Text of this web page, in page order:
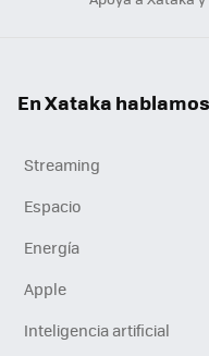
En Xataka
Streaming
Espacio
Energía
Apple
Inteligencia artificial